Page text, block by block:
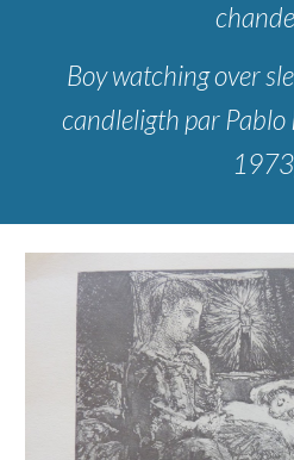
Boy watching over
candleligth par Pablo